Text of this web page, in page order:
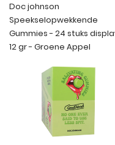
Doc johnson
Speekselopwekkende
Gummies - 24 stuks
12 gr - Groene Appel